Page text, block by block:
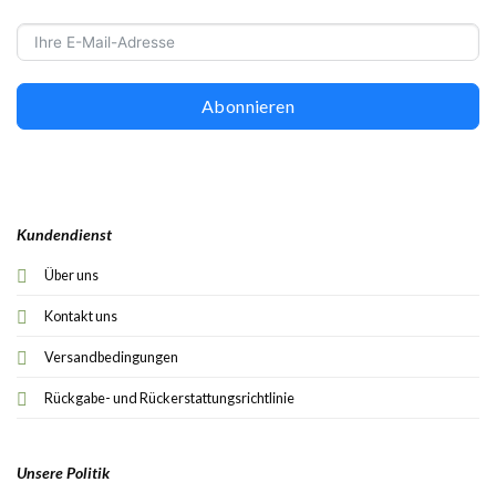
Kundendienst
Über uns
Kontakt uns
Versandbedingungen
Rückgabe- und Rückerstattungsrichtlinie
Unsere Politik
Abonnieren